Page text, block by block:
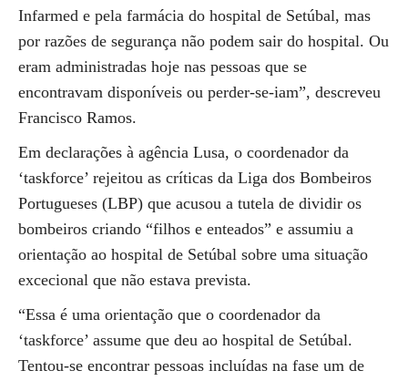
Infarmed e pela farmácia do hospital de Setúbal, mas
por razões de segurança não podem sair do hospital. Ou
eram administradas hoje nas pessoas que se
encontravam disponíveis ou perder-se-iam”, descreveu
Francisco Ramos.
Em declarações à agência Lusa, o coordenador da
‘taskforce’ rejeitou as críticas da Liga dos Bombeiros
Portugueses (LBP) que acusou a tutela de dividir os
bombeiros criando “filhos e enteados” e assumiu a
orientação ao hospital de Setúbal sobre uma situação
excecional que não estava prevista.
“Essa é uma orientação que o coordenador da
‘taskforce’ assume que deu ao hospital de Setúbal.
Tentou-se encontrar pessoas incluídas na fase um de